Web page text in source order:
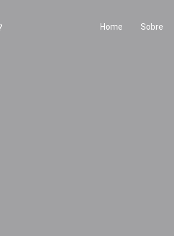
Home Sobre